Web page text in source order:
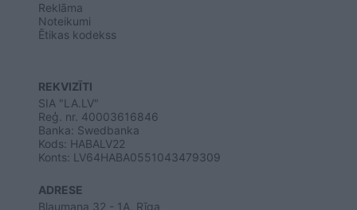
Reklāma
Noteikumi
Ētikas kodekss
REKVIZĪTI
SIA "LA.LV"
Reģ. nr. 40003616846
Banka: Swedbanka
Kods: HABALV22
Konts: LV64HABA0551043479309
ADRESE
Blaumaņa 32 - 1A, Rīga